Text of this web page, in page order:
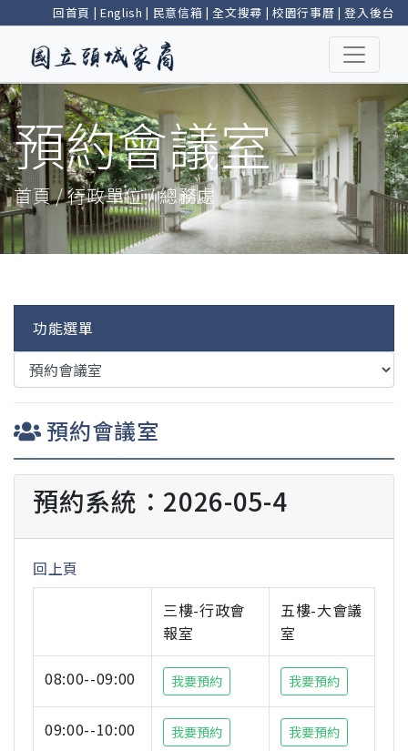
回首頁 | English | 民意信箱 |全文搜尋 | 校園行事曆 |登入後台
預約會議室
首頁 / 行政單位 / 總務處
功能選單
預約會議室
預約系統：2026-05-4
回上頁
三樓-行政會
報室
五樓-大會議
室
08:00--09:00 我要預約 我要預約
09:00--10:00 我要預約 我要預約